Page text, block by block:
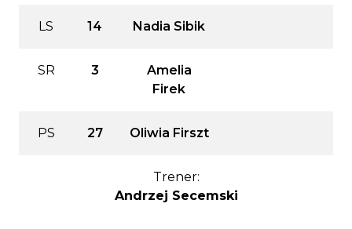
LS 14 Nadia Sibik
SR 3
Amelia
Firek
PS 27 Oliwia Firszt
Trener:
Andrzej Secemski